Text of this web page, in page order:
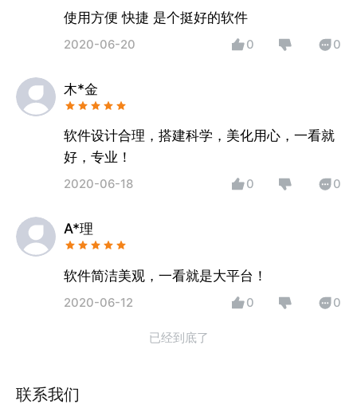
使用方便 快捷 是个挺好的软件
2020-06-20 0 0
木*金
软件设计合理，搭建科学，美化用心，一看就
好，专业！
2020-06-18 0 0
A*理
软件简洁美观，一看就是大平台！
2020-06-12 0 0
已经到底了
联系我们